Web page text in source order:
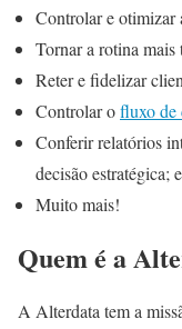
Controlar e otimizar
Tornar a rotina mais
Reter e fidelizar
Controlar ofluxo de
Conferir relatórios
decisão estratégica; e
Muito mais!
Quem é a
A Alterdata tem a